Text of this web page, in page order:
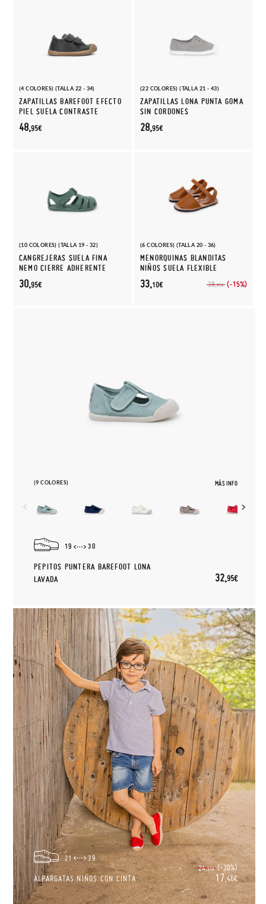
(4 COLORES) (TALLA 22 - 34)
ZAPATILLAS BAREFOOT EFECTO
PIEL SUELA CONTRASTE
48,95€
(22 COLORES) (TALLA 21 - 43)
ZAPATILLAS LONA PUNTA GOMA
SIN CORDONES
28,95€
(10 COLORES) (TALLA 19 - 32)
CANGREJERAS SUELA FINA
NEMO CIERRE ADHERENTE
30,95€
(6 COLORES) (TALLA 20 - 36)
MENORQUINAS BLANDITAS
NIÑOS SUELA FLEXIBLE
38,95€ (-15%)
33,10€
(9 COLORES) MÁS INFO
19 30
PEPITOS PUNTERA BAREFOOT LONA
LAVADA
32,95€
21 39
ALPARGATAS NIÑOS CON CINTA
24,95€ (-30%)
17,46€